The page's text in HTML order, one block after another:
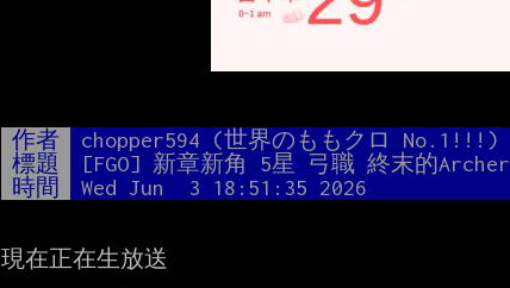
作者 chopper594 (世界のももクロ No.1!!!)
標題
[FGO] 新章新角 5星 弓職 終末的Archer
時間
Wed Jun  3 18:51:35 2026
現在正在生放送